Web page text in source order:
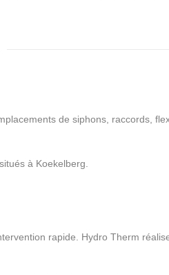
de siphons, raccords,
à Koekelberg.
rapide. Hydro Therm